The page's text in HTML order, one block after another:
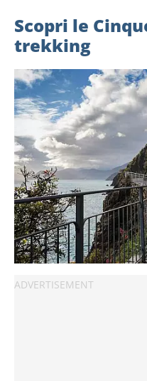
Scopri le
trekking